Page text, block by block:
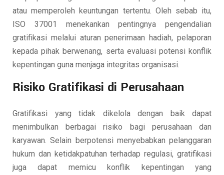
atau memperoleh keuntungan tertentu. Oleh sebab itu,
ISO 37001 menekankan pentingnya pengendalian
gratifikasi melalui aturan penerimaan hadiah, pelaporan
kepada pihak berwenang, serta evaluasi potensi konflik
kepentingan guna menjaga integritas organisasi.
Risiko Gratifikasi di Perusahaan
Gratifikasi yang tidak dikelola dengan baik dapat
menimbulkan berbagai risiko bagi perusahaan dan
karyawan. Selain berpotensi menyebabkan pelanggaran
hukum dan ketidakpatuhan terhadap regulasi, gratifikasi
juga dapat memicu konflik kepentingan yang